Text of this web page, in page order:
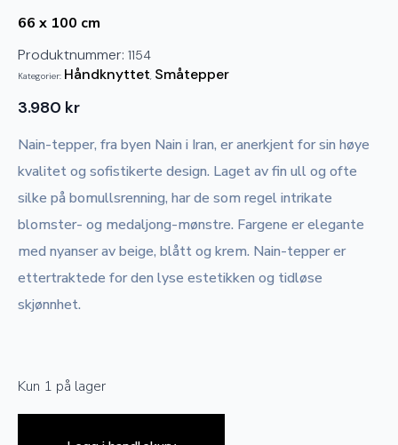
66 x 100 cm
Produktnummer: 1154
Kategorier: Håndknyttet, Småtepper
3.980 kr
Nain-tepper, fra byen Nain i Iran, er anerkjent for sin høye
kvalitet og sofistikerte design. Laget av fin ull og ofte
silke på bomullsrenning, har de som regel intrikate
blomster- og medaljong-mønstre. Fargene er elegante
med nyanser av beige, blått og krem. Nain-tepper er
ettertraktede for den lyse estetikken og tidløse
skjønnhet.
Kun 1 på lager